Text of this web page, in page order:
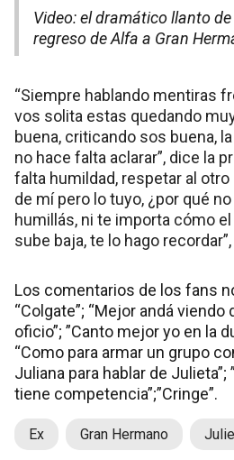
Video: el dramático llanto
regreso de Alfa a Gran
“Siempre hablando mentiras
vos solita estas quedando
buena, criticando sos buena,
no hace falta aclarar”, dice la
falta humildad, respetar al
de mí pero lo tuyo, ¿por qué
humillás, ni te importa cómo
sube baja, te lo hago
Los comentarios de los fans
“Colgate”; “Mejor andá
oficio”; ”Canto mejor yo en la
“Como para armar un grupo
Juliana para hablar de Julieta”;
tiene competencia”;”Cringe”.
Ex Gran Hermano